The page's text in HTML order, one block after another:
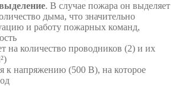
. В случае пожара он выделяет
дыма, что значительно
и работу пожарных команд,
на количество проводников (2) и их
к напряжению (500 В), на которое